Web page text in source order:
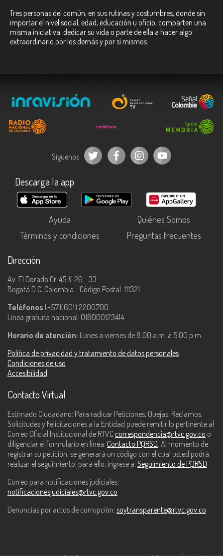
Tres personas del común, en sus rutinas y costumbres, donde sin
importar el nivel social, edad, educación u oficio, comparten una
misma iniciativa: dedicar su vida o parte de ella a hacer algo
extraordinario por los demás y por sí mismos.
Síguenos
Descarga la app
Ayuda
Quiénes Somos
Términos y condiciones
Preguntas frecuentes
Dirección
Av. El Dorado Cr. 45 # 26 - 33
Bogotá D.C, Colombia - Código Postal: 111321
Teléfonos (+57)(601) 2200700.
Línea gratuita nacional: 018000123414.
Horario de atención: Lunes a viernes de 8:00 a.m. a 5:00 p.m.
Política de privacidad y tratamiento de datos personales
Condiciones de uso
Accesibilidad
Contacto Virtual
Estimado Ciudadano: Para radicar Peticiones, Quejas, Reclamos,
Solicitudes y Felicitaciones a la Entidad puede remitir lo pertinente al
Correo Oficial Institucional de RTVC correspondencia@rtvc.gov.co o
diligenciar el formulario en línea: Contacto PQRSD. Al momento de
registrar su petición, se generará un código con el cual usted podrá
realizar el seguimiento, para ello, ingrese a: Seguimiento de PQRSD
Correo para notificaciones judiciales:
notificacionesjudiciales@rtvc.gov.co
Denuncias por actos de corrupción: soytransparente@rtvc.gov.co